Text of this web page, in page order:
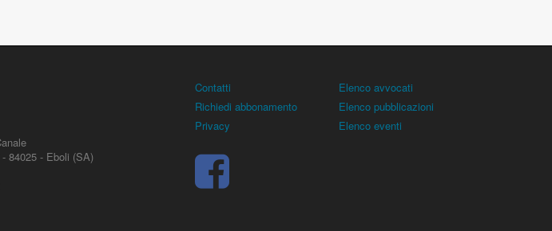
84025 - Eboli (SA)
Contatti
Richiedi abbonamento
Privacy
Elenco avvocati
Elenco pubblicazioni
Elenco eventi